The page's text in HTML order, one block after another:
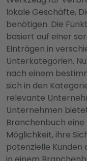
lokale Geschäfte,
benötigen. Die
basiert auf einer
Einträgen in
Unterkategorien.
nach einem
sich in den
relevante
Unternehmen
Branchenbuch
Möglichkeit, ihre
potenzielle Kunden